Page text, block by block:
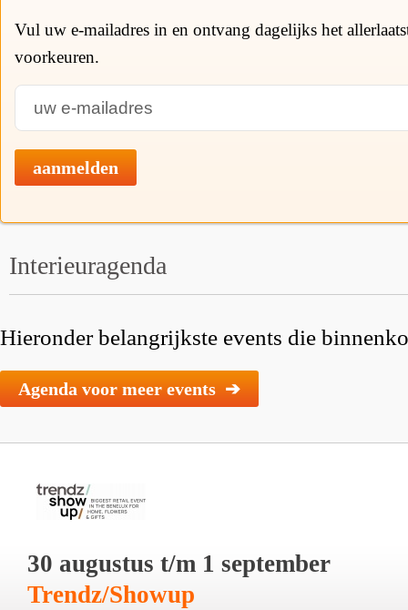
Vul uw e-mailadres in en ontvang dagelijks het
voorkeuren.
aanmelden
Interieuragenda
Hieronder belangrijkste events die
Agenda voor meer events ➔
30 augustus t/m 1 september
Trendz/Showup